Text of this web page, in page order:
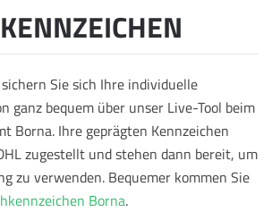
Sie sich Ihre individuelle
ganz bequem über unser Live-Tool beim
Borna. Ihre geprägten Kennzeichen
zugestellt und stehen dann bereit, um
zu verwenden. Bequemer kommen Sie
Borna.